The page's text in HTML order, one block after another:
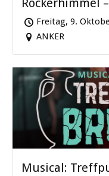
Rockerhimmel
Freitag, 9.
ANKER
Musical: